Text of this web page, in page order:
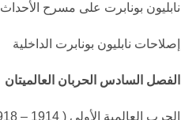
نابليون بونابرت على مسرح الأحداث
إصلاحات نابليون بونابرت الداخلية
الفصل السادس الحربان العالميتان
الحرب العالمية الأولى ( 1914 – 1918 م)